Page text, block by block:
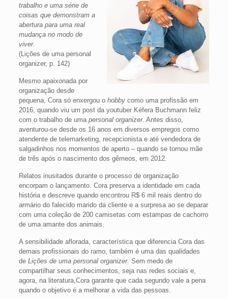
trabalho e uma série de
coisas que demonstram a
abertura para uma real
mudança no modo de
viver.
(Lições de uma personal
organizer, p. 142)
Mesmo apaixonada por
organização desde
pequena, Cora só enxergou o hobbycomo uma profissão em
2016, quando viu um post da youtuber Kéfera Buchmann feliz
com o trabalho de uma personal organizer. Antes disso,
aventurou-se desde os 16 anos em diversos empregos como
atendente de telemarketing, recepcionista e até vendedora de
salgadinhos nos momentos de aperto – quando se tornou mãe
de três após o nascimento dos gêmeos, em 2012.
Relatos inusitados durante o processo de organização
encorpam o lançamento. Cora preserva a identidade em cada
história e descreve quando encontrou R$ 6 mil reais dentro do
armário do falecido marido da cliente e a surpresa ao se deparar
com uma coleção de 200 camisetas com estampas de cachorro
de uma amante dos animais.
A sensibilidade aflorada, característica que diferencia Cora das
demais profissionais do ramo, também é uma das qualidades
de Lições de uma personal organizer. Sem medo de
compartilhar seus conhecimentos, seja nas redes sociais e,
agora, na literatura,Cora garante que cada segundo vale a pena
quando o objetivo é a melhorar a vida das pessoas.